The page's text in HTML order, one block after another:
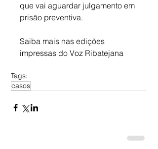
que vai aguardar julgamento em
prisão preventiva.
Saiba mais nas edições
impressas do Voz Ribatejana
Tags:
casos